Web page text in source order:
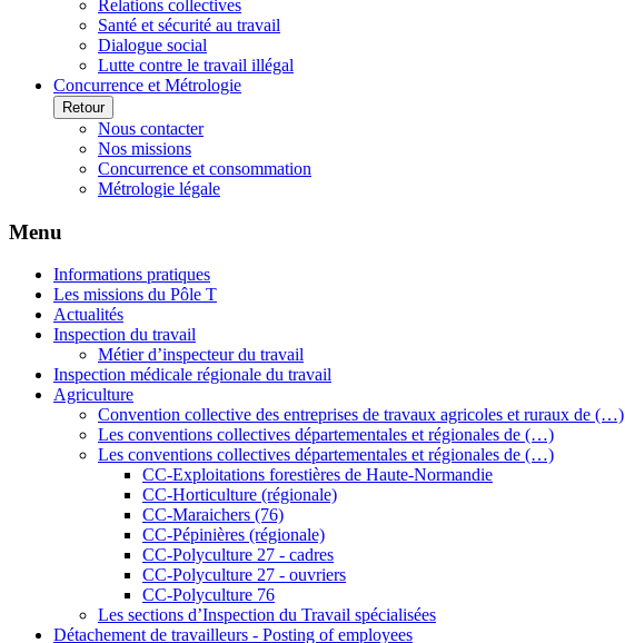
Relations collectives
Santé et sécurité au travail
Dialogue social
Lutte contre le travail illégal
Concurrence et Métrologie
Retour
Nous contacter
Nos missions
Concurrence et consommation
Métrologie légale
Menu
Informations pratiques
Les missions du Pôle T
Actualités
Inspection du travail
Métier d’inspecteur du travail
Inspection médicale régionale du travail
Agriculture
Convention collective des entreprises de travaux agricoles et ruraux de (…)
Les conventions collectives départementales et régionales de (…)
Les conventions collectives départementales et régionales de (…)
CC-Exploitations forestières de Haute-Normandie
CC-Horticulture (régionale)
CC-Maraichers (76)
CC-Pépinières (régionale)
CC-Polyculture 27 - cadres
CC-Polyculture 27 - ouvriers
CC-Polyculture 76
Les sections d’Inspection du Travail spécialisées
Détachement de travailleurs - Posting of employees